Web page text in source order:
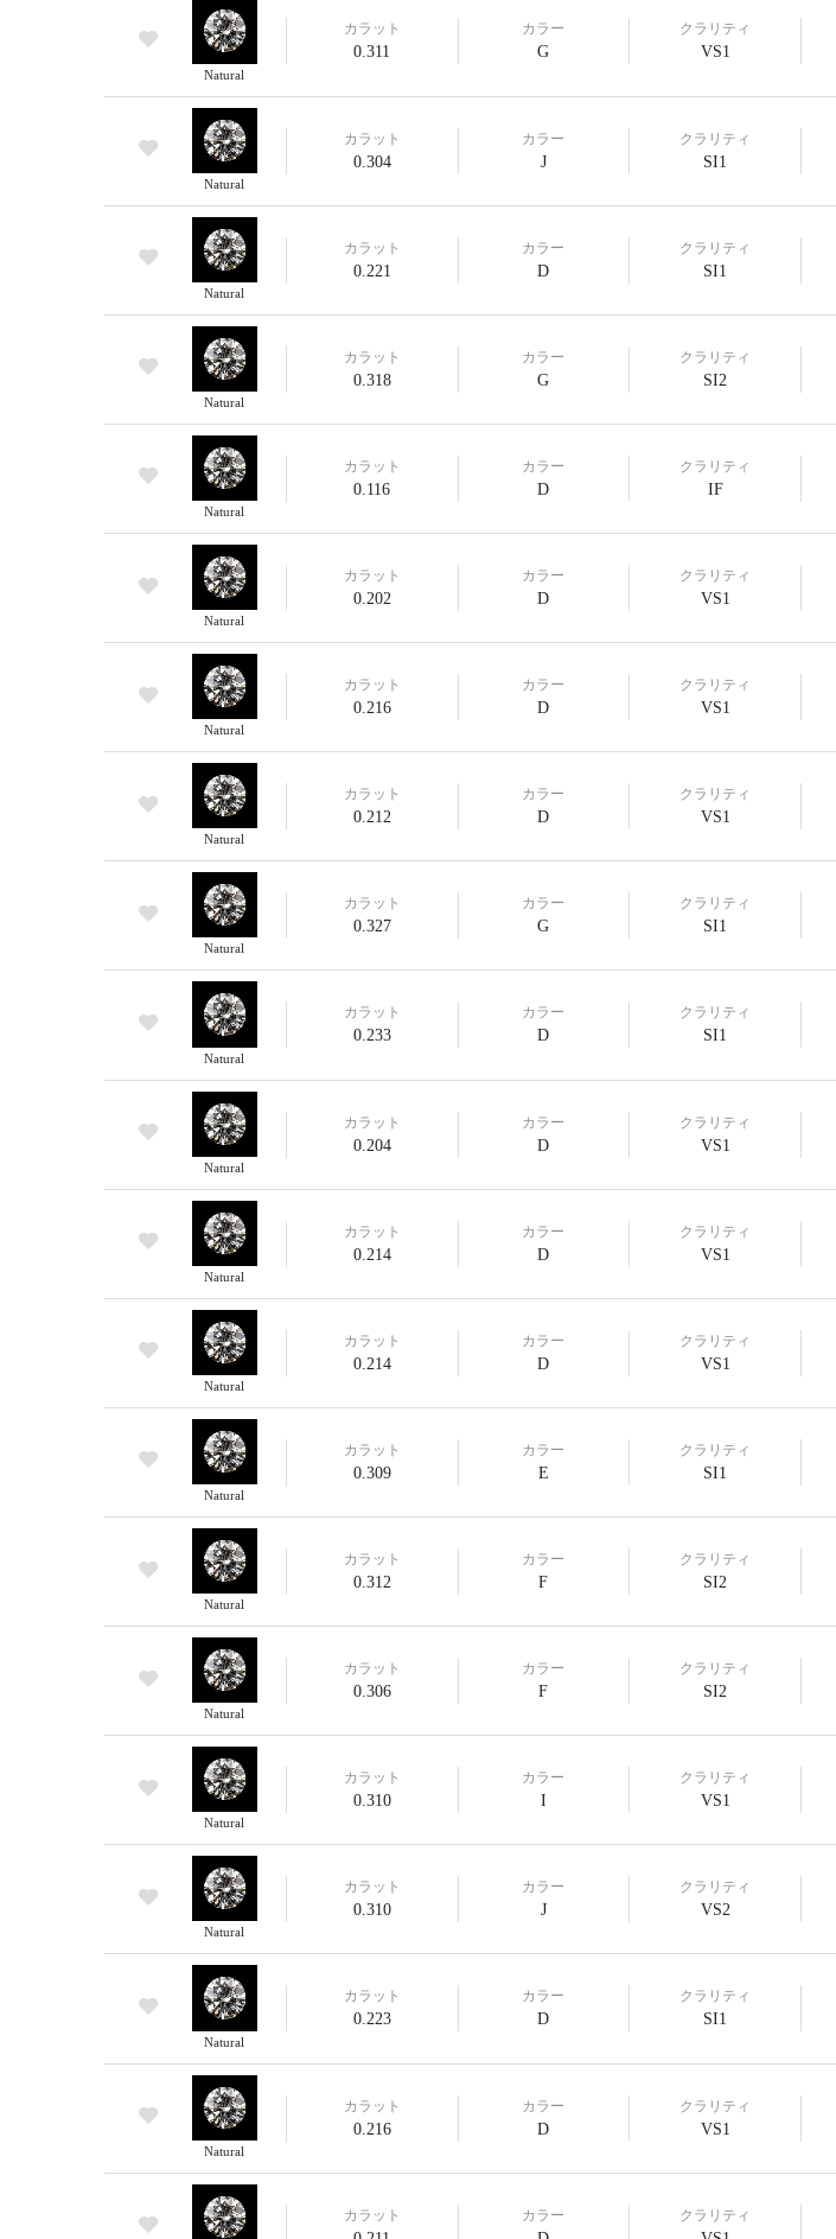
Natural
カラット
0.311
カラー
G
クラリティ
VS1
Natural
カラット
0.304
カラー
J
クラリティ
SI1
Natural
カラット
0.221
カラー
D
クラリティ
SI1
Natural
カラット
0.318
カラー
G
クラリティ
SI2
Natural
カラット
0.116
カラー
D
クラリティ
IF
Natural
カラット
0.202
カラー
D
クラリティ
VS1
Natural
カラット
0.216
カラー
D
クラリティ
VS1
Natural
カラット
0.212
カラー
D
クラリティ
VS1
Natural
カラット
0.327
カラー
G
クラリティ
SI1
Natural
カラット
0.233
カラー
D
クラリティ
SI1
Natural
カラット
0.204
カラー
D
クラリティ
VS1
Natural
カラット
0.214
カラー
D
クラリティ
VS1
Natural
カラット
0.214
カラー
D
クラリティ
VS1
Natural
カラット
0.309
カラー
E
クラリティ
SI1
Natural
カラット
0.312
カラー
F
クラリティ
SI2
Natural
カラット
0.306
カラー
F
クラリティ
SI2
Natural
カラット
0.310
カラー
I
クラリティ
VS1
Natural
カラット
0.310
カラー
J
クラリティ
VS2
Natural
カラット
0.223
カラー
D
クラリティ
SI1
Natural
カラット
0.216
カラー
D
クラリティ
VS1
カラット カラー クラリティ